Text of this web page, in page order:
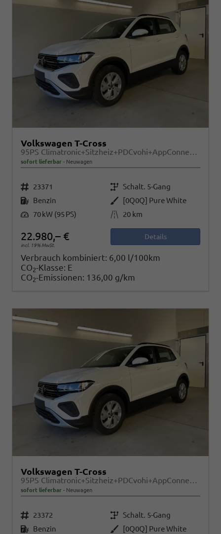
Volkswagen T-Cross
95PS Climatronic+Sitzheiz+PDCvohi+AppConnect+Side+TravelAssist+ACC
sofort lieferbar Neuwagen
Fahrzeugnr. 23371 Getriebe Schalt. 5-Gang
Kraftstoff Benzin Außenfarbe
[0Q0Q] Pure White
Leistung 70 kW (95 PS) Kilometerstand 20 km
22.980,– €
incl. 19% MwSt.
Details
Verbrauch kombiniert: 6,00 l/100km
CO2-Klasse: E
CO2-Emissionen: 136,00 g/km
Volkswagen T-Cross
95PS Climatronic+Sitzheiz+PDCvohi+AppConnect+Side+TravelAssist+ACC
sofort lieferbar Neuwagen
Fahrzeugnr. 23372 Getriebe Schalt. 5-Gang
Kraftstoff Benzin Außenfarbe
[0Q0Q] Pure White